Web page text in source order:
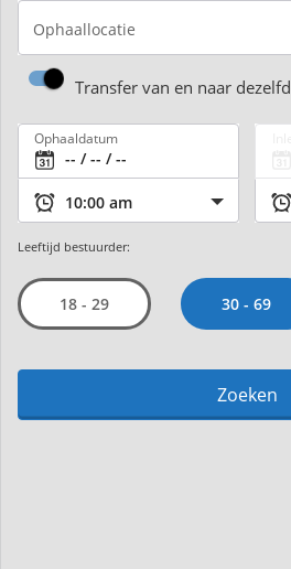
Ophaallocatie
Transfer van en naar
Ophaaldatum
Leeftijd bestuurder:
18 - 29 30 - 69
Zoeken